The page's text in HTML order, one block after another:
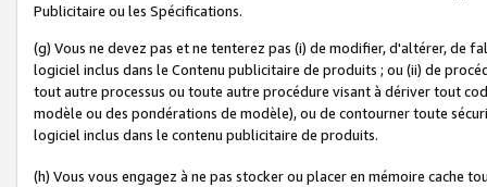
Publicitaire ou les Spécifications.
(g) Vous ne devez pas et ne tenterez pas (i) de modifier, d'altérer, de
logiciel inclus dans le Contenu publicitaire de produits ; ou (ii) de
tout autre processus ou toute autre procédure visant à dériver tout
modèle ou des pondérations de modèle), ou de contourner toute
logiciel inclus dans le contenu publicitaire de produits.
(h) Vous vous engagez à ne pas stocker ou placer en mémoire cache